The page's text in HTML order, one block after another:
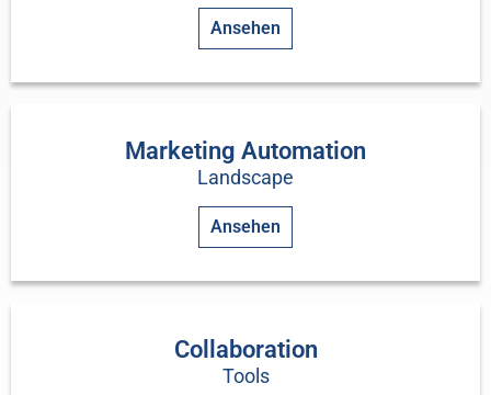
Ansehen
Marketing Automation
Landscape
Ansehen
Collaboration
Tools